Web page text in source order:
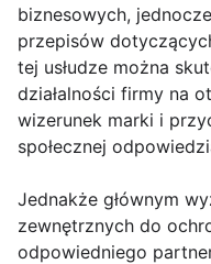
biznesowych,
przepisów
tej usłudze można
działalności firmy na
wizerunek marki i
społecznej
Jednakże głównym
zewnętrznych do
odpowiedniego